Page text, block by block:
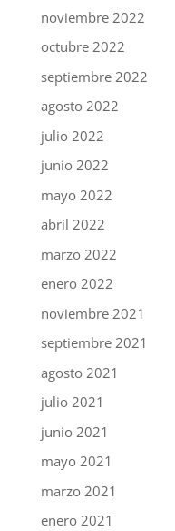
noviembre 2022
octubre 2022
septiembre 2022
agosto 2022
julio 2022
junio 2022
mayo 2022
abril 2022
marzo 2022
enero 2022
noviembre 2021
septiembre 2021
agosto 2021
julio 2021
junio 2021
mayo 2021
marzo 2021
enero 2021